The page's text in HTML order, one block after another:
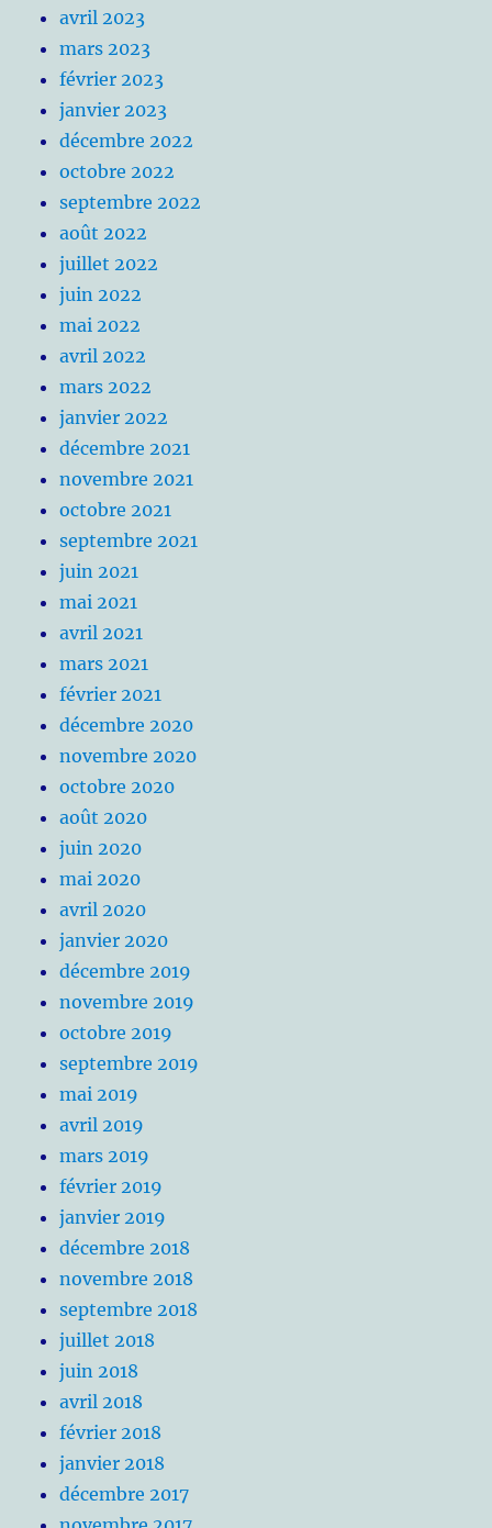
avril 2023
mars 2023
février 2023
janvier 2023
décembre 2022
octobre 2022
septembre 2022
août 2022
juillet 2022
juin 2022
mai 2022
avril 2022
mars 2022
janvier 2022
décembre 2021
novembre 2021
octobre 2021
septembre 2021
juin 2021
mai 2021
avril 2021
mars 2021
février 2021
décembre 2020
novembre 2020
octobre 2020
août 2020
juin 2020
mai 2020
avril 2020
janvier 2020
décembre 2019
novembre 2019
octobre 2019
septembre 2019
mai 2019
avril 2019
mars 2019
février 2019
janvier 2019
décembre 2018
novembre 2018
septembre 2018
juillet 2018
juin 2018
avril 2018
février 2018
janvier 2018
décembre 2017